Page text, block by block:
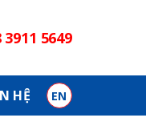
3911 5649
HỆ EN